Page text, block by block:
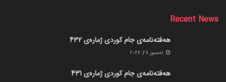
Recent News
هەفتەنامەی جام کوردی ژمارەی 432
ته‌مموز 28, 2026
هەفتەنامەی جام کوردی ژمارەی 431